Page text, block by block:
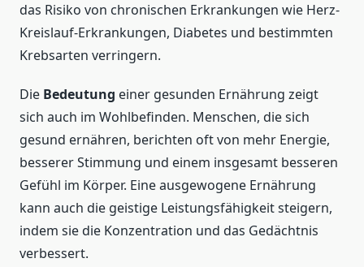
das Risiko von chronischen Erkrankungen wie Herz-
Kreislauf-Erkrankungen, Diabetes und bestimmten
Krebsarten verringern.
Die Bedeutung einer gesunden Ernährung zeigt
sich auch im Wohlbefinden. Menschen, die sich
gesund ernähren, berichten oft von mehr Energie,
besserer Stimmung und einem insgesamt besseren
Gefühl im Körper. Eine ausgewogene Ernährung
kann auch die geistige Leistungsfähigkeit steigern,
indem sie die Konzentration und das Gedächtnis
verbessert.